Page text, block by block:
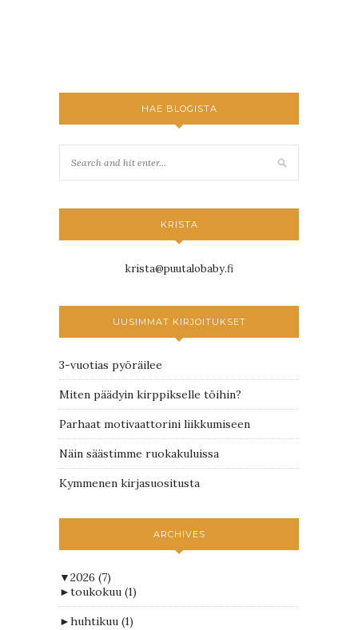
HAE BLOGISTA
KRISTA
krista@puutalobaby.fi
UUSIMMAT KIRJOITUKSET
3-vuotias pyöräilee
Miten päädyin kirppikselle töihin?
Parhaat motivaattorini liikkumiseen
Näin säästimme ruokakuluissa
Kymmenen kirjasuositusta
ARCHIVES
▼2026 (7)
►toukokuu (1)
►huhtikuu (1)